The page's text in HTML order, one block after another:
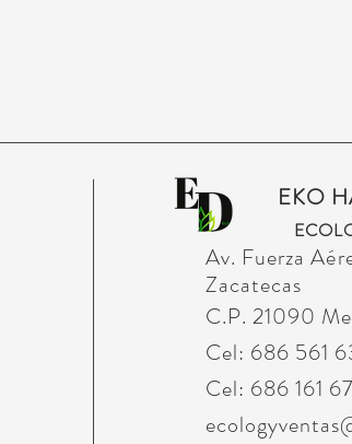
EKO
Av. Fuerza
Zacatecas
C.P. 21090
Cel: 686 561
Cel: 686 161